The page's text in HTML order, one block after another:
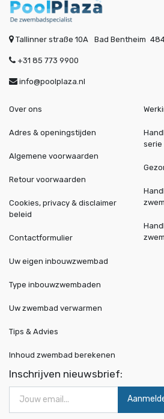
Tallinner straße 10A Bad Bentheim
+31 85 773 9900
info@poolplaza.nl
Over ons
Adres & openingstijden
Algemene voorwaarden
Retour voorwaarden
Cookies, privacy & disclaimer
beleid
Contactformulier
serie
Uw eigen inbouwzwembad
Type inbouwzwembaden
Uw zwembad verwarmen
Tips & Advies
Inhoud zwembad berekenen
Inschrijven nieuwsbrief: